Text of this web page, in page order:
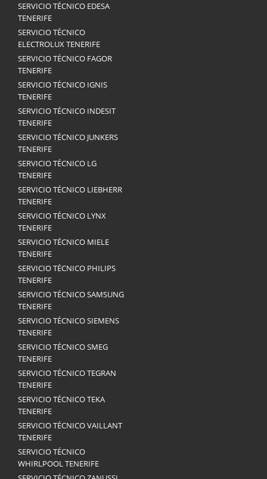
SERVICIO TÉCNICO EDESA
TENERIFE
SERVICIO TÉCNICO
ELECTROLUX TENERIFE
SERVICIO TÉCNICO FAGOR
TENERIFE
SERVICIO TÉCNICO IGNIS
TENERIFE
SERVICIO TÉCNICO INDESIT
TENERIFE
SERVICIO TÉCNICO JUNKERS
TENERIFE
SERVICIO TÉCNICO LG
TENERIFE
SERVICIO TÉCNICO LIEBHERR
TENERIFE
SERVICIO TÉCNICO LYNX
TENERIFE
SERVICIO TÉCNICO MIELE
TENERIFE
SERVICIO TÉCNICO PHILIPS
TENERIFE
SERVICIO TÉCNICO SAMSUNG
TENERIFE
SERVICIO TÉCNICO SIEMENS
TENERIFE
SERVICIO TÉCNICO SMEG
TENERIFE
SERVICIO TÉCNICO TEGRAN
TENERIFE
SERVICIO TÉCNICO TEKA
TENERIFE
SERVICIO TÉCNICO VAILLANT
TENERIFE
SERVICIO TÉCNICO
WHIRLPOOL TENERIFE